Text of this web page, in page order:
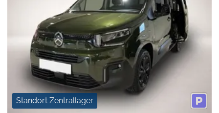
Standort Zentrallager